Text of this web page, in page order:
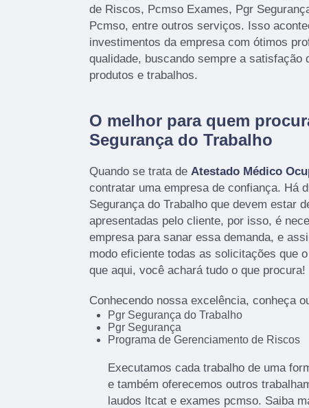
de Riscos, Pcmso Exames, Pgr
Pcmso, entre outros serviços. Isso
investimentos da empresa com ótimos
qualidade, buscando sempre a satisfação
produtos e trabalhos.
O melhor para quem
Segurança do Trabalho
Quando se trata de Atestado Médico
contratar uma empresa de confiança. Há
Segurança do Trabalho que devem estar
apresentadas pelo cliente, por isso, é
empresa para sanar essa demanda, e
modo eficiente todas as solicitações que
que aqui, você achará tudo o que procura!
Conhecendo nossa excelência, conheça
Pgr Segurança do Trabalho
Pgr Segurança
Programa de Gerenciamento de Riscos
Executamos cada trabalho de uma
e também oferecemos outros
laudos ltcat e exames pcmso. Saiba